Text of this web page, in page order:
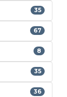
35
67
8
35
36